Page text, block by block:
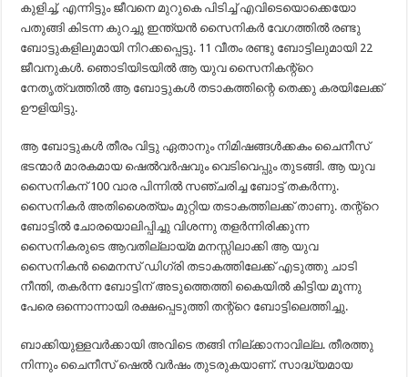
കുളിച്ച്, എന്നിട്ടും ജീവനെ മുറുകെ പിടിച്ച് എവിടെയൊക്കെയോ
പതുങ്ങി കിടന്ന കുറച്ചു ഇന്ത്യൻ സൈനികർ വേഗത്തിൽ രണ്ടു
ബോട്ടുകളിലുമായി നിറക്കപ്പെട്ടു. 11 വീതം രണ്ടു ബോട്ടിലുമായി 22
ജീവനുകൾ. ഞൊടിയിടയിൽ ആ യുവ സൈനികന്റ്റെ
നേതൃത്വത്തിൽ ആ ബോട്ടുകൾ തടാകത്തിന്റെ തെക്കു കരയിലേക്ക്
ഊളിയിട്ടു.
ആ ബോട്ടുകൾ തീരം വിട്ടു ഏതാനും നിമിഷങ്ങൾക്കകം ചൈനീസ്
ഭടന്മാർ മാരകമായ ഷെൽവർഷവും വെടിവെപ്പും തുടങ്ങി. ആ യുവ
സൈനികന് 100 വാര പിന്നിൽ സഞ്ചരിച്ച ബോട്ട് തകർന്നു.
സൈനികർ അതിശൈത്യം മുറ്റിയ തടാകത്തിലക്ക് താണു. തന്റ്റെ
ബോട്ടിൽ ചോരയൊലിപ്പിച്ചു വിശന്നു തളർന്നിരിക്കുന്ന
സൈനികരുടെ ആവതില്ലായ്മ മനസ്സിലാക്കി ആ യുവ
സൈനികൻ മൈനസ് ഡിഗ്രി തടാകത്തിലേക്ക് എടുത്തു ചാടി
നീന്തി, തകർന്ന ബോട്ടിന് അടുത്തെത്തി കൈയിൽ കിട്ടിയ മൂന്നു
പേരെ ഒന്നൊന്നായി രക്ഷപ്പെടുത്തി തന്റ്റെ ബോട്ടിലെത്തിച്ചു.
ബാക്കിയുള്ളവർക്കായി അവിടെ തങ്ങി നില്ക്കാനാവില്ല. തീരത്തു
നിന്നും ചൈനീസ് ഷെൽ വർഷം തുടരുകയാണ്. സാദ്ധ്യമായ